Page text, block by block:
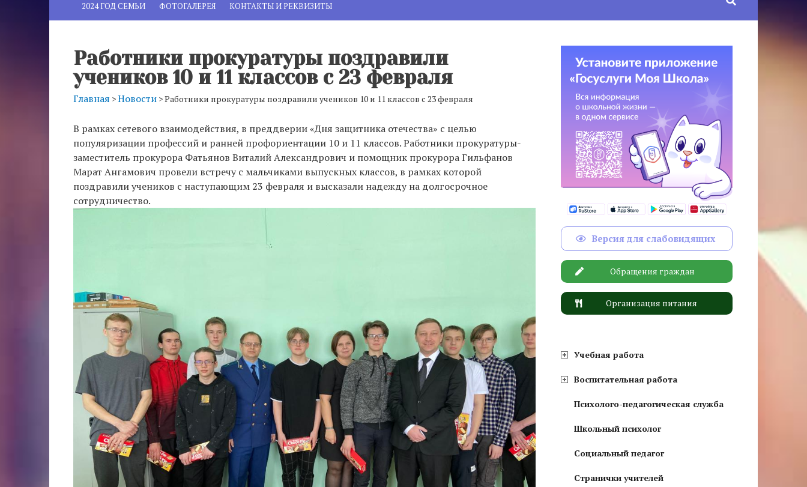
2024 ГОД СЕМЬИ
ФОТОГАЛЕРЕЯ КОНТАКТЫ И РЕКВИЗИТЫ
Работники прокуратуры поздравили
учеников 10 и 11 классов с 23 февраля
Главная >Новости >Работники прокуратуры поздравили учеников 10 и 11 классов с 23 февраля
В рамках сетевого взаимодействия, в преддверии «Дня защитника отечества» с целью
популяризации профессий и ранней профориентации 10 и 11 классов. Работники прокуратуры-
заместитель прокурора Фатьянов Виталий Александрович и помощник прокурора Гильфанов
Марат Ангамович провели встречу с мальчиками выпускных классов, в рамках которой
поздравили учеников с наступающим 23 февраля и высказали надежду на долгосрочное
сотрудничество.
Версия для слабовидящих
Обращения граждан
Организация питания
Учебная работа
Воспитательная работа
Психолого-педагогическая служба
Школьный психолог
Социальный педагог
Странички учителей